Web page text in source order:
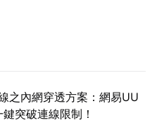
之內網穿透方案：網易UU
突破連線限制！